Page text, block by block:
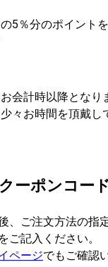
5％分のポイント
会計時以降となり
々お時間を頂戴
クーポンコー
、ご注文方法の指
ご記入ください。
ページでもご確認